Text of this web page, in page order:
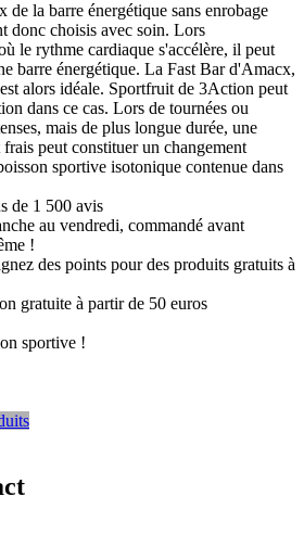
la barre énergétique sans enrobage
donc choisis avec soin. Lors
le rythme cardiaque s'accélère, il peut
barre énergétique. La Fast Bar d'Amacx,
alors idéale. Sportfruit de 3Action peut
dans ce cas. Lors de tournées ou
mais de plus longue durée, une
peut constituer un changement
sportive isotonique contenue dans
de 1 500 avis
au vendredi, commandé avant
!
des points pour des produits gratuits à
gratuite à partir de 50 euros
sportive !